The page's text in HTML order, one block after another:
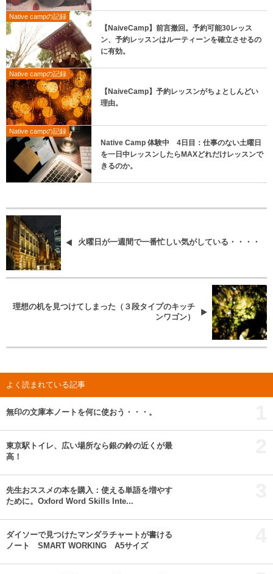
Native campの記録
【NaiveCamp】前言撤回。予約可能30レッス
ン、予約レッスンはルーティーンを確立させるの
に有効。
Native campの記録
【NaiveCamp】予約レッスンがちょとしんどい
理由。
Native campの記録
Native Camp 体験中 4日目：仕事のない土曜日
を一日中レッスンしたらMAXどれだけレッスンで
きるのか。
火曜日が一週間で一番忙しい気がしている・・・・
理想の机を見つけてしまった（３段タイプのキッチ
ンワゴン）
よく読まれている記事
無印の文庫本ノートを何に使おう・・・。
東京駅トイレ、広い場所なら銀の鈴の近くが最
高！
先生おススメの本を購入：使える単語を増やす
ために。Oxford Word Skills Inte...
ダイソーで見つけたマンダラチャートが書ける
ノート SMART WORKING A5サイズ